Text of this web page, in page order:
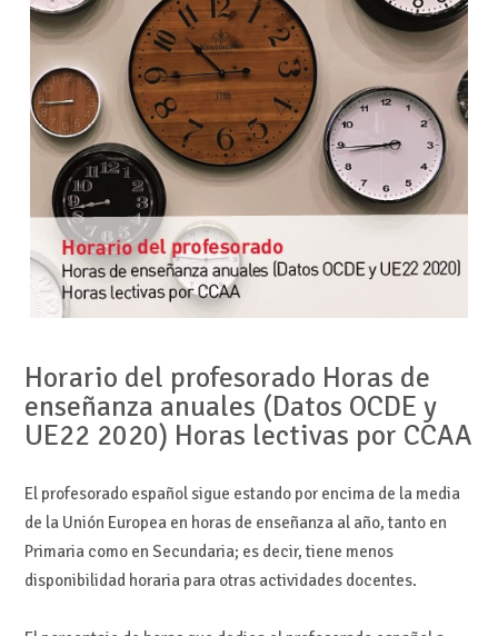
Horario del profesorado Horas de
enseñanza anuales (Datos OCDE y
UE22 2020) Horas lectivas por CCAA
El profesorado español sigue estando por encima de la media
de la Unión Europea en horas de enseñanza al año, tanto en
Primaria como en Secundaria; es decir, tiene menos
disponibilidad horaria para otras actividades docentes.